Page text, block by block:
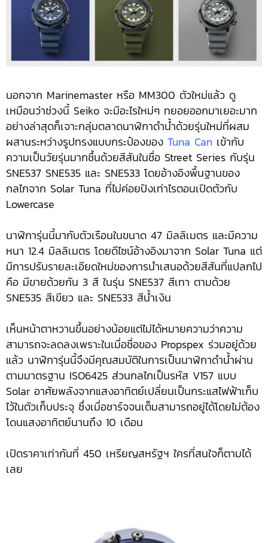
นอกจาก Marinemaster หรือ MM300 ตัวใหม่แล้ว ดู
เหมือนว่าช่วงนี้ Seiko จะมีอะไรใหม่ๆ ทยอยออกมาเยอะมาก
อย่างล่าสุดก็เจาะกลุ่มตลาดนาฬิกาดำน้ำด้วยรุ่นใหม่ที่ผสม
ผสานระหว่างรูปทรงแบบกระป๋องของ Tuna Can เข้ากับ
ความเป็นวัยรุ่นมากชึ้นด้วยสีสันในชื่อ Street Series กับรุ่น
SNE537 SNE535 และ SNE533 โดยอ้างอิงพื้นฐานของ
กลไกจาก Solar Tuna ที่ไม่ค่อยปังเท่าไรตอนเปิดตัวกับ
Lowercase
นาฬิการุ่นนี้มากับตัวเรือนในขนาด 47 มิลลิเมตร และมีความ
หนา 12.4 มิลลิเมตร โดยดีไซน์อ้างอิงมาจาก Solar Tuna แต่
มีการปรับรายละเอียดใหม่ของการนำเสนอด้วยสีสันที่แปลกไป
คือ มีขายด้วยกัน 3 สี ในรุ่น SNE537 สีเทา ตามด้วย
SNE535 สีเขียว และ SNE533 สีน้ำเงิน
เห็นหน้าตาหวานขึ้นอย่างน้อยแต่ไม่ได้หมายความว่าความ
สามารถจะลดลงเพราะในเมื่อชื่อของ Propspex ร่วมอยู่ด้วย
แล้ว นาฬิการุ่นนี้จึงมีคุณสมบัติในการเป็นนาฬิกาดำน้ำผ่าน
ตามมาตรฐาน ISO6425 ส่วนกลไกเป็นรหัส V157 แบบ
Solar อาศัยพลังจากแสงอาทิตย์เปลี่ยนเป็นกระแสไฟฟ้าเก็บ
ไว้ในตัวเก็บประจุ ซึ่งเมื่อชาร์จจนเต็มสามารถอยู่ได้โดยไม่ต้อง
โดนแสงอาทิตย์นานถึง 10 เดือน
เปิดราคาเท่ากันที่ 450 เหรียญสหรัฐฯ ใครที่สนใจก็ตามได้
เลย